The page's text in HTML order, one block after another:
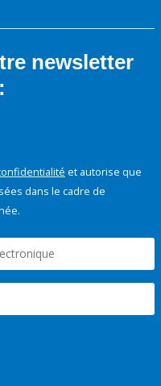
newsletter
et autorise que
dans le cadre de